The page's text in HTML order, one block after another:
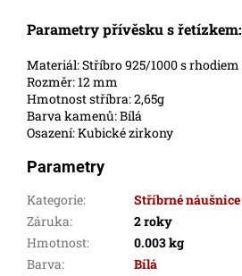
Parametry přívěsku s řetízkem:
Materiál: Stříbro 925/1000 s rhodiem
Rozměr: 12 mm
Hmotnost stříbra: 2,65g
Barva kamenů: Bílá
Osazení: Kubické zirkony
Parametry
Kategorie:
Stříbrné náušnice
Záruka:
2 roky
Hmotnost:
0.003 kg
Barva:
Bílá